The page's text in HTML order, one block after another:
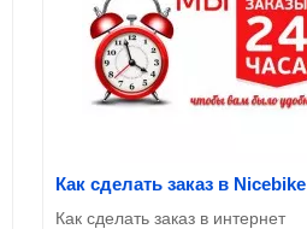
Как сделать заказ в Nicebike
Как сделать заказ в интернет